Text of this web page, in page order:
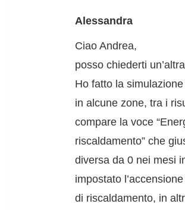
Alessandra
Ciao Andrea,
posso chiederti
Ho fatto la
in alcune zone, tra i
compare la voce
riscaldamento” che
diversa da 0 nei mesi
impostato
di riscaldamento, in